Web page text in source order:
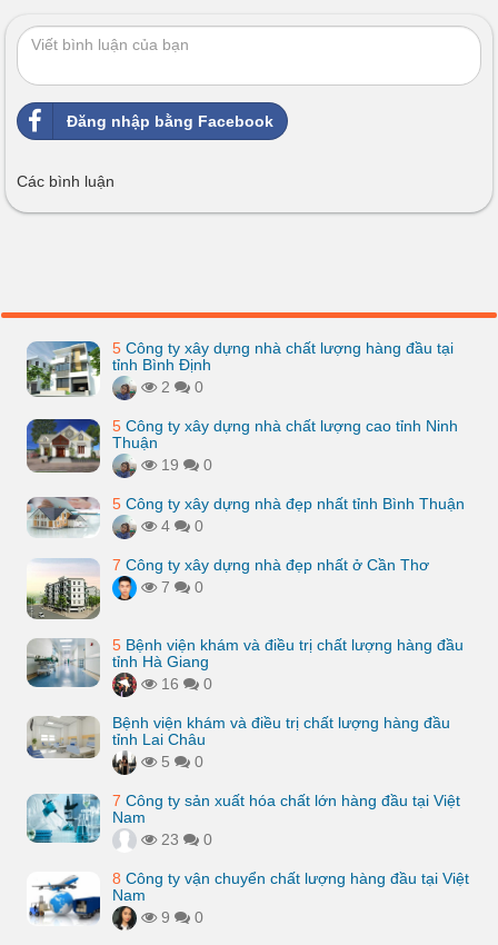
Đăng nhập bằng Facebook
Các bình luận
5 Công ty xây dựng nhà chất lượng hàng đầu tại
tỉnh Bình Định
2
0
5 Công ty xây dựng nhà chất lượng cao tỉnh Ninh
Thuận
19
0
5 Công ty xây dựng nhà đẹp nhất tỉnh Bình Thuận
4
0
7 Công ty xây dựng nhà đẹp nhất ở Cần Thơ
7
0
5 Bệnh viện khám và điều trị chất lượng hàng đầu
tỉnh Hà Giang
16
0
Bệnh viện khám và điều trị chất lượng hàng đầu
tỉnh Lai Châu
5
0
7 Công ty sản xuất hóa chất lớn hàng đầu tại Việt
Nam
23
0
8 Công ty vận chuyển chất lượng hàng đầu tại Việt
Nam
9
0